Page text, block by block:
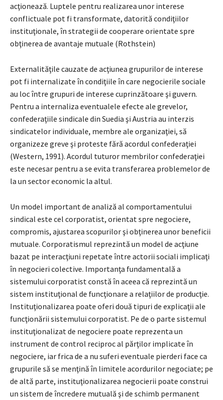
acţionează. Luptele pentru realizarea unor interese
conflictuale pot fi transformate, datorită condiţiilor
instituţionale, în strategii de cooperare orientate spre
obţinerea de avantaje mutuale (Rothstein)
Externalităţile cauzate de acţiunea grupurilor de interese
pot fi internalizate în condiţiile în care negocierile sociale
au loc între grupuri de interese cuprinzătoare şi guvern.
Pentru a internaliza eventualele efecte ale grevelor,
confederaţiile sindicale din Suedia şi Austria au interzis
sindicatelor individuale, membre ale organizaţiei, să
organizeze greve şi proteste fără acordul confederaţiei
(Western, 1991). Acordul tuturor membrilor confederaţiei
este necesar pentru a se evita transferarea problemelor de
la un sector economic la altul.
Un model important de analiză al comportamentului
sindical este cel corporatist, orientat spre negociere,
compromis, ajustarea scopurilor şi obţinerea unor beneficii
mutuale. Corporatismul reprezintă un model de acţiune
bazat pe interacţiuni repetate între actorii sociali implicaţi
în negocieri colective. Importanţa fundamentală a
sistemului corporatist constă în aceea că reprezintă un
sistem instituţional de funcţionare a relaţiilor de producţie.
Instituţionalizarea poate oferi două tipuri de explicaţii ale
funcţionării sistemului corporatist. Pe de o parte sistemul
instituţionalizat de negociere poate reprezenta un
instrument de control reciproc al părţilor implicate în
negociere, iar frica de a nu suferi eventuale pierderi face ca
grupurile să se menţină în limitele acordurilor negociate; pe
de altă parte, instituţionalizarea negocierii poate construi
un sistem de încredere mutuală şi de schimb permanent